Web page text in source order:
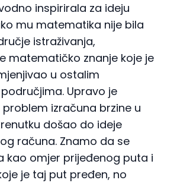
inspirirala za ideju
mu matematika nije bila
istraživanja,
matematičko znanje koje je
u ostalim
Upravo je
izračuna brzine u
došao do ideje
računa. Znamo da se
kao omjer prijeđenog puta i
je taj put pređen, no